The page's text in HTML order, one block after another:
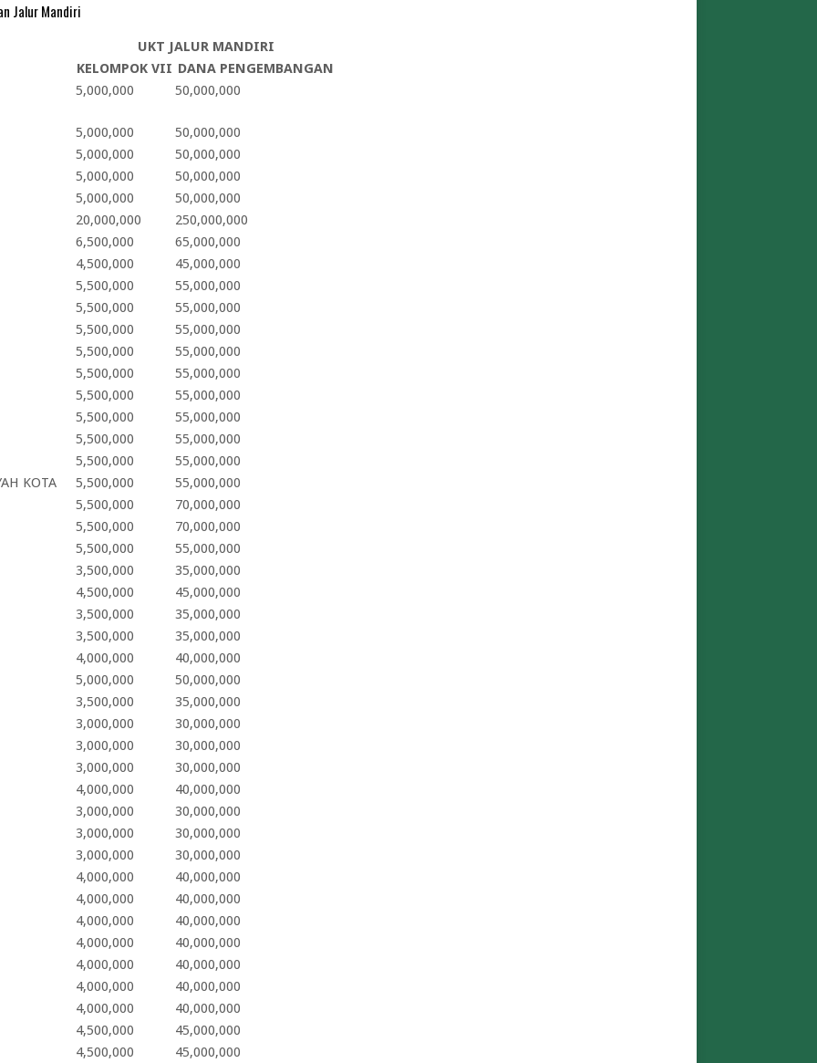
Jalur Mandiri
UKT JALUR MANDIRI
KELOMPOK VII DANA PENGEMBANGAN
5,000,000
50,000,000
5,000,000
50,000,000
5,000,000
50,000,000
5,000,000
50,000,000
5,000,000
50,000,000
20,000,000
250,000,000
6,500,000
65,000,000
4,500,000
45,000,000
5,500,000
55,000,000
5,500,000
55,000,000
5,500,000
55,000,000
5,500,000
55,000,000
5,500,000
55,000,000
5,500,000
55,000,000
5,500,000
55,000,000
5,500,000
55,000,000
5,500,000
55,000,000
KOTA
5,500,000
55,000,000
5,500,000
70,000,000
5,500,000
70,000,000
5,500,000
55,000,000
3,500,000
35,000,000
4,500,000
45,000,000
3,500,000
35,000,000
3,500,000
35,000,000
4,000,000
40,000,000
5,000,000
50,000,000
3,500,000
35,000,000
3,000,000
30,000,000
3,000,000
30,000,000
3,000,000
30,000,000
4,000,000
40,000,000
3,000,000
30,000,000
3,000,000
30,000,000
3,000,000
30,000,000
4,000,000
40,000,000
4,000,000
40,000,000
4,000,000
40,000,000
4,000,000
40,000,000
4,000,000
40,000,000
4,000,000
40,000,000
4,000,000
40,000,000
4,500,000
45,000,000
4,500,000
45,000,000